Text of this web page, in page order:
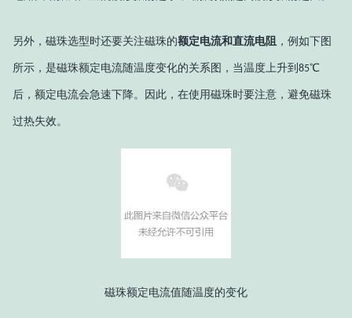
另外，磁珠选型时还要关注磁珠的额定电流和直流电阻 ，例如下图
所示，是磁珠额定电流随温度变化的关系图，当温度上升到 85℃
后，额定电流会急速下降。因此，在使用磁珠时要注意，避免磁珠
过热失效。
磁珠额定电流值随温度的变化